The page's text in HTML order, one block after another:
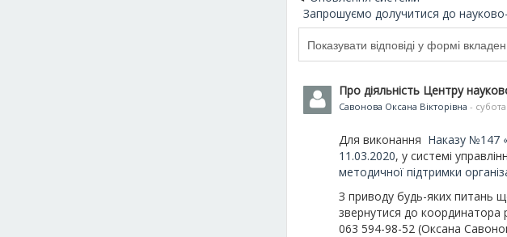
Запрошуємо долучитися до
Про діяльність Центру
Савонова Оксана Вікторівна -
Для виконання Наказу №147
11.03.2020, у системі
методичної підтримки
З приводу будь-яких питань
звернутися до координатора
063 594-98-52 (Оксана